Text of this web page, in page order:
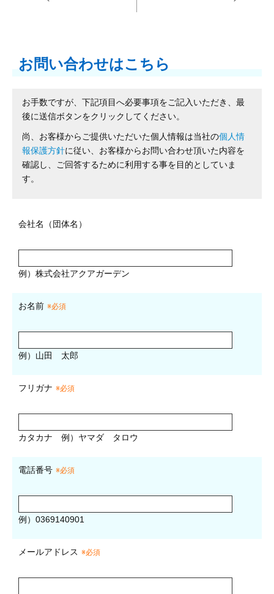
お問い合わせはこちら
お手数ですが、下記項目へ必要事項をご記入いただき、最
後に送信ボタンをクリックしてください。
尚、お客様からご提供いただいた個人情報は当社の個人情
報保護方針に従い、お客様からお問い合わせ頂いた内容を
確認し、ご回答するために利用する事を目的としていま
す。
会社名（団体名）
例）株式会社アクアガーデン
お名前 ※必須
例）山田 太郎
フリガナ ※必須
カタカナ 例）ヤマダ タロウ
電話番号 ※必須
例）0369140901
メールアドレス ※必須